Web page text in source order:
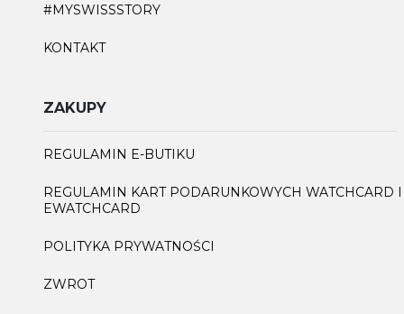
#MYSWISSSTORY
KONTAKT
ZAKUPY
REGULAMIN E-BUTIKU
REGULAMIN KART PODARUNKOWYCH WATCHCARD I
EWATCHCARD
POLITYKA PRYWATNOŚCI
ZWROT